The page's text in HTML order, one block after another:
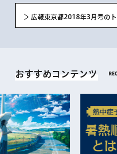
広報東京都2018年3月号の
おすすめコンテンツ